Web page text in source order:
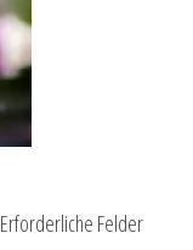
Erforderliche Felder